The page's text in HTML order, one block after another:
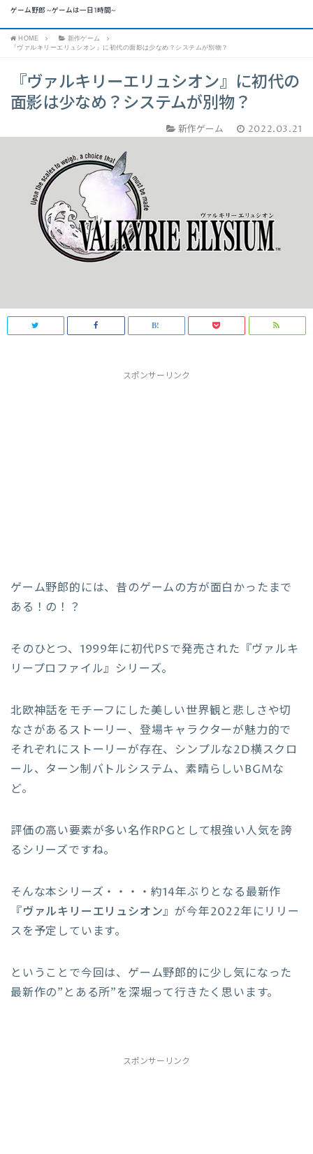
ゲーム野郎 ~ゲームは一日1時間~
HOME
新作ゲーム
『ヴァルキリーエリュシオン』に初代の面影は少なめ？システムが別物？
『ヴァルキリーエリュシオン』に初代の
面影は少なめ？システムが別物？
新作ゲーム 2022.03.21
スポンサーリンク
ゲーム野郎的には、昔のゲームの方が面白かったまで
ある！の！？
そのひとつ、1999年に初代PSで発売された『ヴァルキ
リープロファイル』シリーズ。
北欧神話をモチーフにした美しい世界観と悲しさや切
なさがあるストーリー、登場キャラクターが魅力的で
それぞれにストーリーが存在、シンプルな2D横スクロ
ール、ターン制バトルシステム、素晴らしいBGMな
ど。
評価の高い要素が多い名作RPGとして根強い人気を誇
るシリーズですね。
そんな本シリーズ・・・・約14年ぶりとなる最新作
『ヴァルキリーエリュシオン』が今年2022年にリリー
スを予定しています。
ということで今回は、ゲーム野郎的に少し気になった
最新作の”とある所”を深堀って行きたく思います。
スポンサーリンク